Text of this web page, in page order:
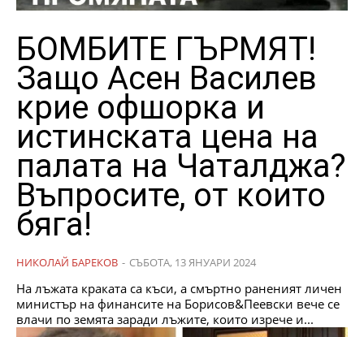
БОМБИТЕ ГЪРМЯТ!
Защо Асен Василев
крие офшорка и
истинската цена на
палата на Чаталджа?
Въпросите, от които
бяга!
НИКОЛАЙ БАРЕКОВ - СЪБОТА, 13 ЯНУАРИ 2024
На лъжата краката са къси, а смъртно раненият личен
министър на финансите на Борисов&Пеевски вече се
влачи по земята заради лъжите, които изрече и...